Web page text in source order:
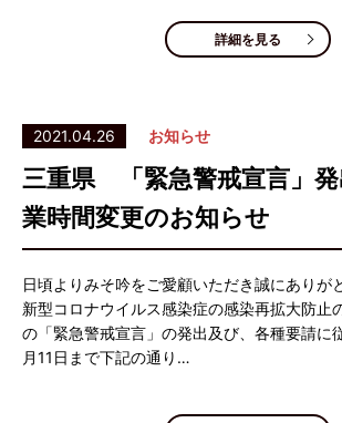
詳細を見る
2021.04.26 お知らせ
三重県 「緊急警戒宣言」
業時間変更のお知らせ
日頃よりみそ吟をご愛顧いただき誠にありが
新型コロナウイルス感染症の感染再拡大防止
の「緊急警戒宣言」の発出及び、各種要請に
月11日まで下記の通り…